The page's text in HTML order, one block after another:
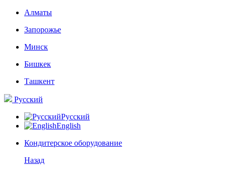
Алматы
Запорожье
Минск
Бишкек
Ташкент
Русский
Русский
English
Кондитерское оборудование
Назад